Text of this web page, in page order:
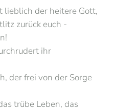
lieblich der heitere Gott,
zurück euch -
ihr
der frei von der Sorge
trübe Leben, das